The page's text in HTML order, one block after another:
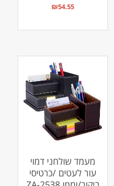
₪54.55
מעמד שולחני דמוי
עור לעטים /כרטיסי